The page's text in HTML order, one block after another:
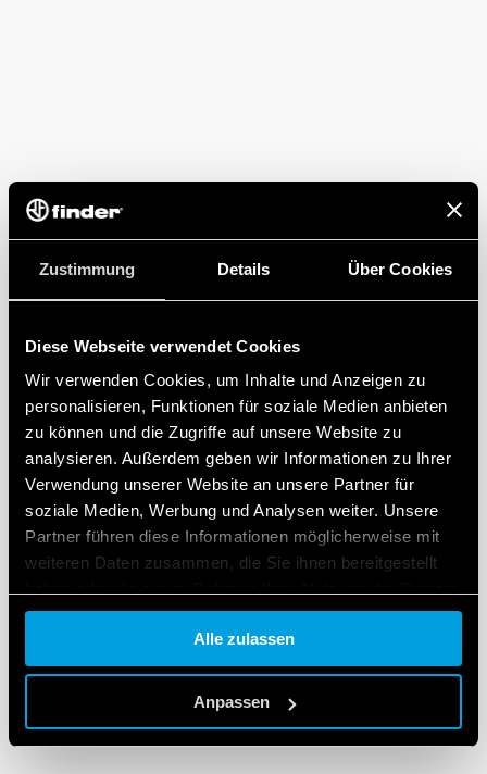
Zustimmung Details Über Cookies
Diese Webseite verwendet Cookies
Wir verwenden Cookies, um Inhalte und Anzeigen zu
personalisieren, Funktionen für soziale Medien anbieten
zu können und die Zugriffe auf unsere Website zu
analysieren. Außerdem geben wir Informationen zu Ihrer
Verwendung unserer Website an unsere Partner für
soziale Medien, Werbung und Analysen weiter. Unsere
Partner führen diese Informationen möglicherweise mit
weiteren Daten zusammen, die Sie ihnen bereitgestellt
gesammelt haben.
Cookie policy.
Alle zulassen
Anpassen